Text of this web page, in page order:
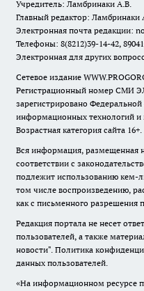
Учредитель: Ламбринаки А.В.
Главный редактор: Ламбринаки
Электронная почта редакции:
Телефоны: 8(8212)39-14-42,
Электронная для других
Сетевое издание
Регистрационный номер СМИ
зарегистрировано
информационных технологий
Возрастная категория сайта 16+.
Вся информация, размещенная
соответствии с
подлежит использованию кем-
том числе воспроизведению,
как с письменного разрешения
Редакция портала не несет
пользователей, а также
новости". Политика
данных пользователей.
«На информационном ресурсе